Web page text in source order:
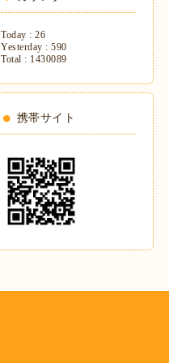
Today : 26
Yesterday : 590
Total : 1430089
携帯サイト